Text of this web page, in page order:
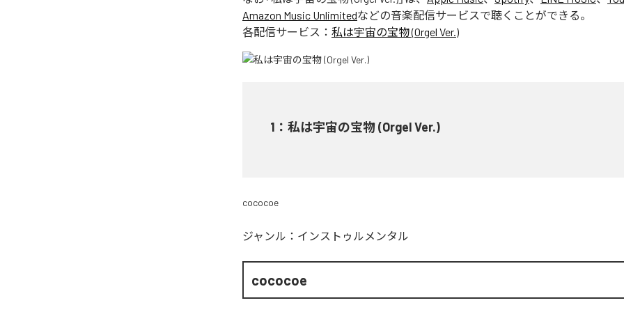
Amazon Music Unlimitedなどの音楽配信サービスで聴くことができる。
各配信サービス： 私は宇宙の宝物 (Orgel Ver.)
1 ： 私は宇宙の宝物 (Orgel Ver.)
cococoe
ジャンル： インストゥルメンタル
cococoe